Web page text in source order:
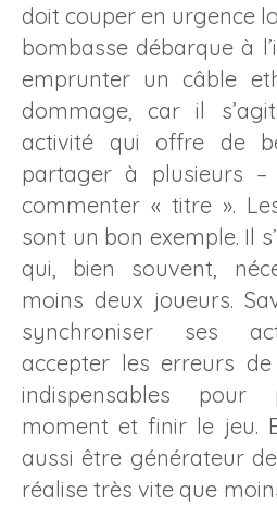
doit couper en urgence
bombasse débarque à
emprunter un câble
dommage, car il
activité qui offre de
partager à plusieurs
commenter « titre ».
sont un bon exemple. Il
qui, bien souvent,
moins deux joueurs.
synchroniser ses
accepter les erreurs
indispensables
moment et finir le jeu.
aussi être générateur
réalise très vite que